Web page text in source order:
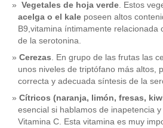
Vegetales de hoja verde. Estos
acelga o el kale poseen altos
B9,vitamina íntimamente relacionada
de la serotonina.
Cerezas. En grupo de las frutas las
unos niveles de triptófano más altos,
correcta y adecuada síntesis de la
Cítricos (naranja, limón, fresas,
esencial si hablamos de inapetencia
Vitamina C. Esta vitamina es muy